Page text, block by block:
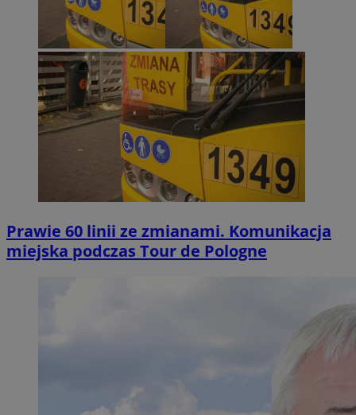
Prawie 60 linii ze zmianami. Komunikacja
miejska podczas Tour de Pologne